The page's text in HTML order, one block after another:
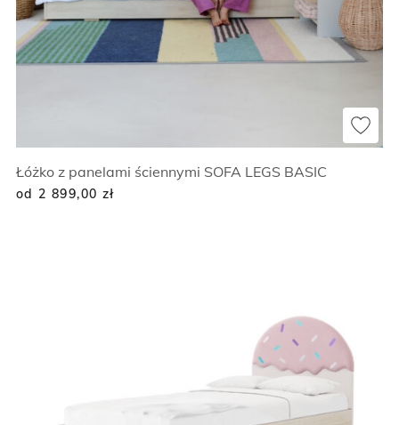
Łóżko z panelami ściennymi SOFA LEGS BASIC
od 2 899,00 zł